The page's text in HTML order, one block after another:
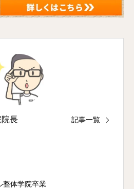
長 記事一覧
体学院卒業